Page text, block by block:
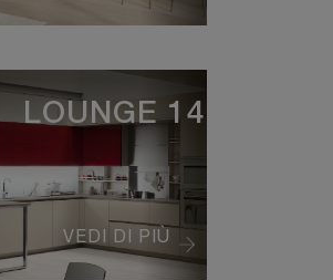
VEDI DI PIÙ
LOUNGE 14